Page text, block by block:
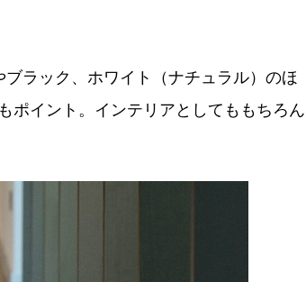
ラック、ホワイト（ナチュラル）のほ
ポイント。インテリアとしてももちろん